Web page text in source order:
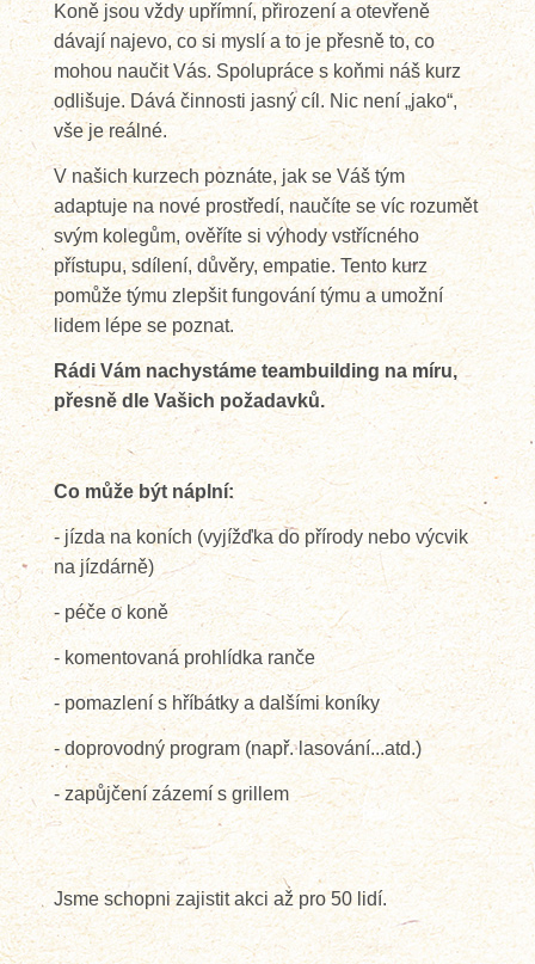
KONTAKT
Koně jsou vždy upřímní, přirození a otevřeně
dávají najevo, co si myslí a to je přesně to, co
mohou naučit Vás. Spolupráce s koňmi náš kurz
odlišuje. Dává činnosti jasný cíl. Nic není „jako“,
vše je reálné.
V našich kurzech poznáte, jak se Váš tým
adaptuje na nové prostředí, naučíte se víc rozumět
svým kolegům, ověříte si výhody vstřícného
přístupu, sdílení, důvěry, empatie. Tento kurz
pomůže týmu zlepšit fungování týmu a umožní
lidem lépe se poznat.
Rádi Vám nachystáme teambuilding na míru,
přesně dle Vašich požadavků.
Co může být náplní:
- jízda na koních (vyjížďka do přírody nebo výcvik
na jízdárně)
- péče o koně
- komentovaná prohlídka ranče
- pomazlení s hříbátky a dalšími koníky
- doprovodný program (např. lasování...atd.)
- zapůjčení zázemí s grillem
Jsme schopni zajistit akci až pro 50 lidí.